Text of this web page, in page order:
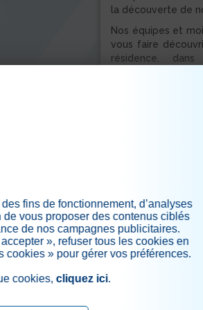
la découverte de
Nos équipes et
vous faire
résidence,
confortable
professionnel et
a vocation à
dépendantes ou
besoins aussi
recréer un
La
pour nous la
réussi, d’une
considération que
> En
fins de fonctionnement, d’analyses
vous proposer des contenus ciblés
de nos campagnes publicitaires.
», refuser tous les cookies en
cookies » pour gérer vos préférences.
cookies, cliquez ici.